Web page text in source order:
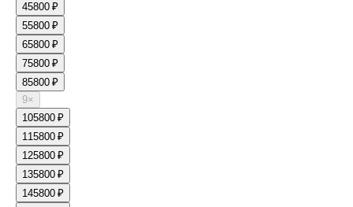
45800 ₽
55800 ₽
65800 ₽
75800 ₽
85800 ₽
9×
105800 ₽
115800 ₽
125800 ₽
135800 ₽
145800 ₽